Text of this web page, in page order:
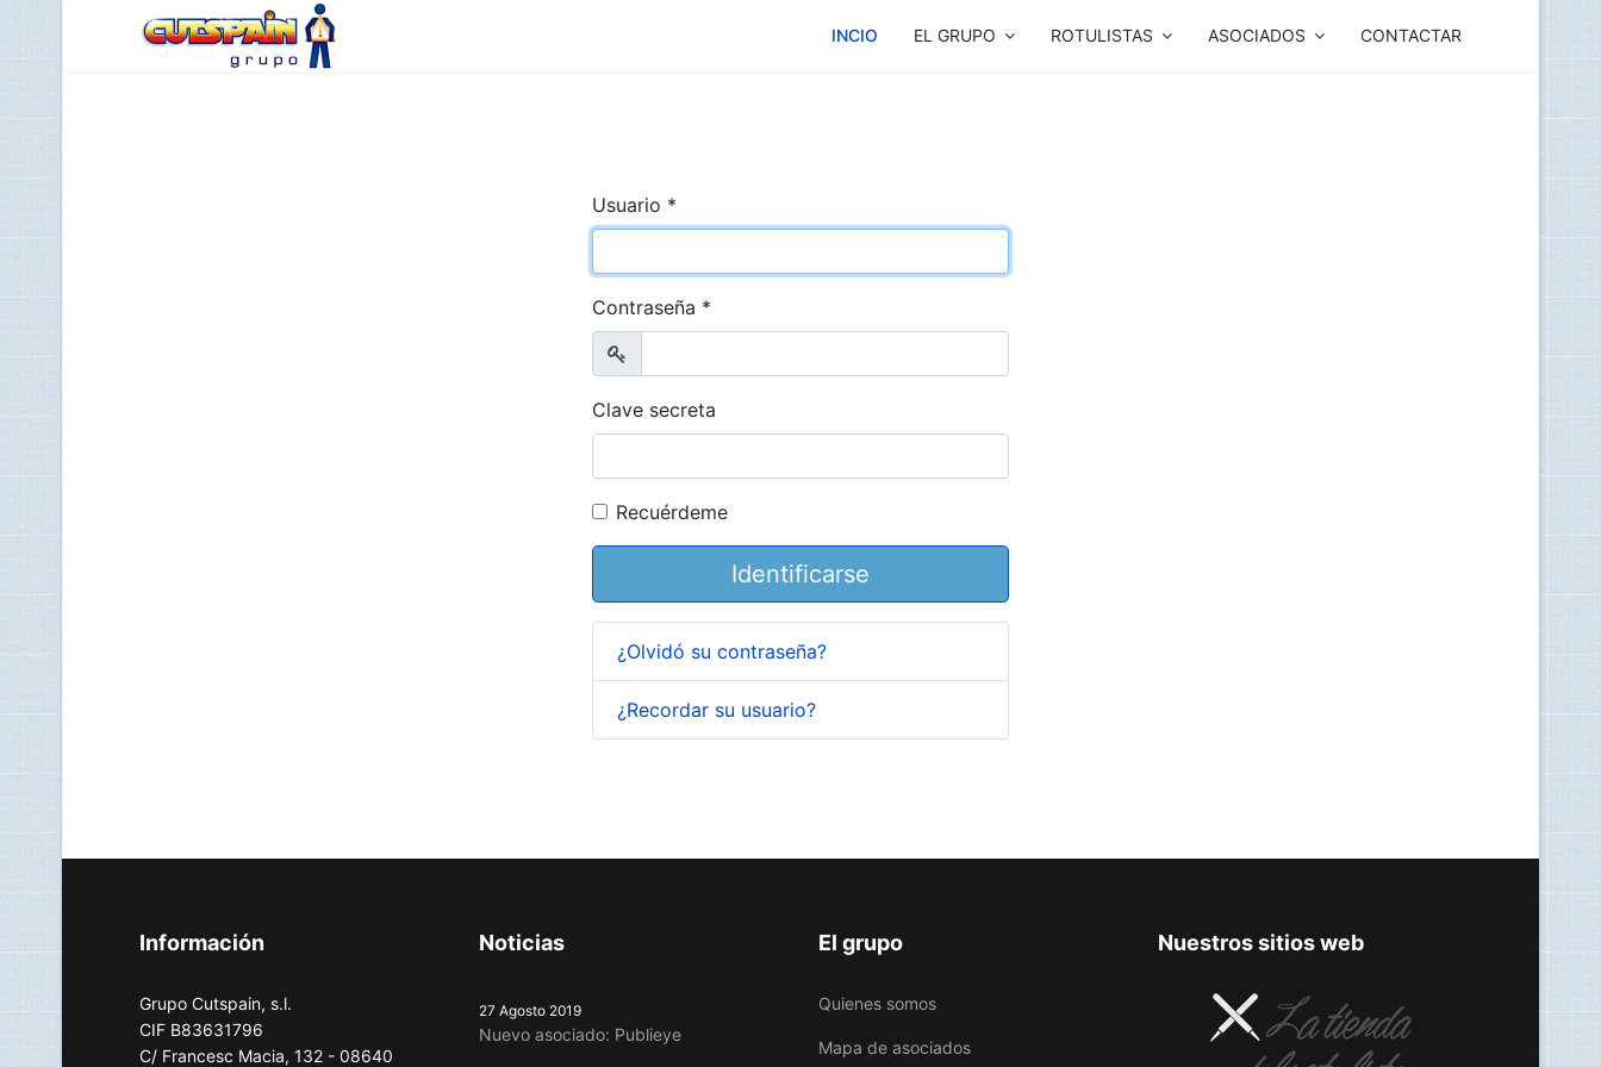
INCIO EL GRUPO ROTULISTAS ASOCIADOS CONTACTAR
Usuario *
Contraseña *
Mostrar
Clave secreta
Recuérdeme
Identificarse
¿Olvidó su contraseña?
¿Recordar su usuario?
Información
Grupo Cutspain, s.l.
CIF B83631796
C/ Francesc Macia, 132 - 08640
Noticias
27 Agosto 2019
Nuevo asociado: Publieye
El grupo
Quienes somos
Mapa de asociados
Nuestros sitios web